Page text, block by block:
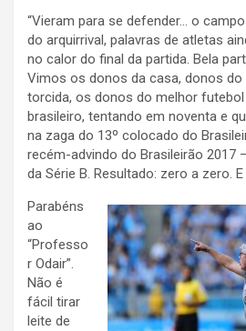
“Vieram para se defender… o
do arquirrival, palavras de atletas
no calor do final da partida. Bela
Vimos os donos da casa, donos
torcida, os donos do melhor
brasileiro, tentando em noventa e
na zaga do 13º colocado do
recém-advindo do Brasileirão 2017
da Série B. Resultado: zero a zero.
Parabéns
ao
“Professo
r Odair”.
Não é
fácil tirar
leite de